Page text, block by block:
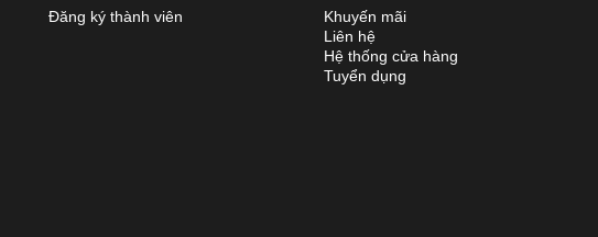
Đăng ký thành viên
Khuyến mãi
Liên hệ
Hệ thống cửa hàng
Tuyển dụng